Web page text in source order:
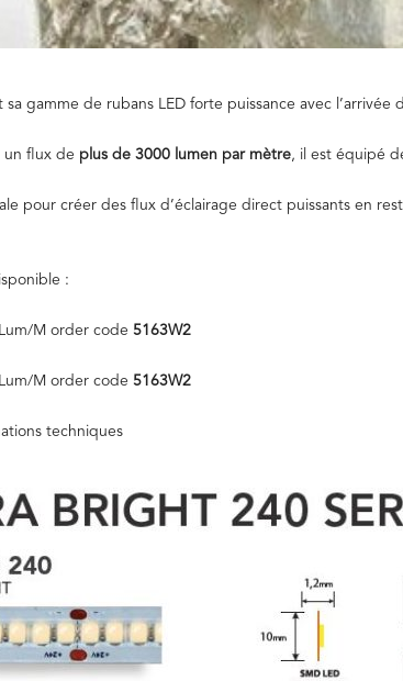
gamme de rubans LED forte puissance avec l’arrivée
un flux de plus de 3000 lumen par mètre, il est équipé
pour créer des flux d’éclairage direct puissants en
:
M order code 5163W2
M order code 5163W2
techniques